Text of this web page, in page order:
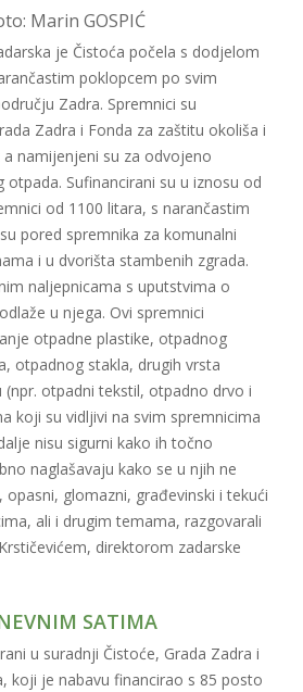
Marin GOSPIĆ
je Čistoća počela s dodjelom
poklopcem po svim
Zadra. Spremnici su
Zadra i Fonda za zaštitu okoliša i
namijenjeni su za odvojeno
otpada. Sufinancirani su u iznosu od
od 1100 litara, s narančastim
pored spremnika za komunalni
i u dvorišta stambenih zgrada.
naljepnicama s uputstvima o
u njega. Ovi spremnici
otpadne plastike, otpadnog
otpadnog stakla, drugih vrsta
otpadni tekstil, otpadno drvo i
koji su vidljivi na svim spremnicima
nisu sigurni kako ih točno
naglašavaju kako se u njih ne
opasni, glomazni, građevinski i tekući
ali i drugim temama, razgovarali
direktorom zadarske
SATIMA
u suradnji Čistoće, Grada Zadra i
koji je nabavu financirao s 85 posto